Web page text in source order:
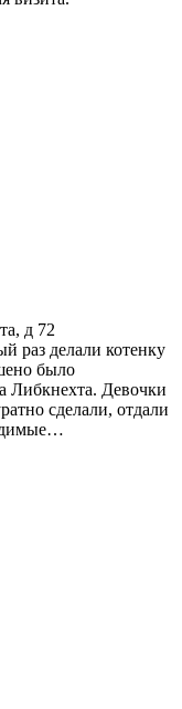
д 72
раз делали котенку
было
Либкнехта. Девочки
сделали, отдали